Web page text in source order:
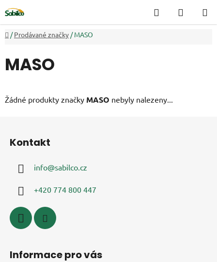
na
obsah
Hledat
KOŠÍK
Domů
/ Prodávané značky / MASO
MASO
Žádné produkty značky MASO nebyly nalezeny...
Kontakt
info@sabilco.cz
+420 774 800 447
Informace pro vás